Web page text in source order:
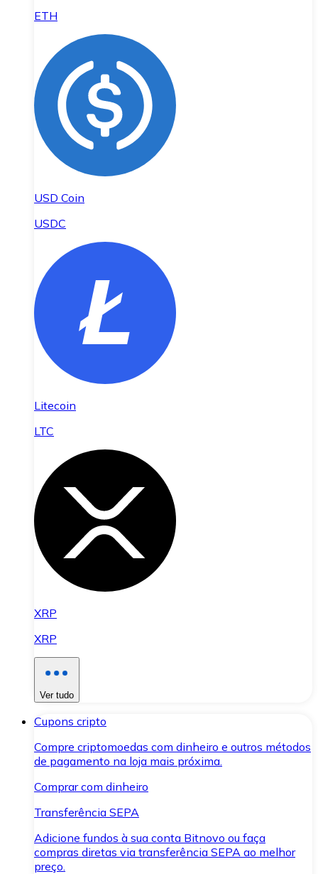
ETH
USD Coin
USDC
Litecoin
LTC
XRP
XRP
Ver tudo
Cupons cripto
Compre criptomoedas com dinheiro e outros métodos
de pagamento na loja mais próxima.
Comprar com dinheiro
Transferência SEPA
Adicione fundos à sua conta Bitnovo ou faça
compras diretas via transferência SEPA ao melhor
preço.